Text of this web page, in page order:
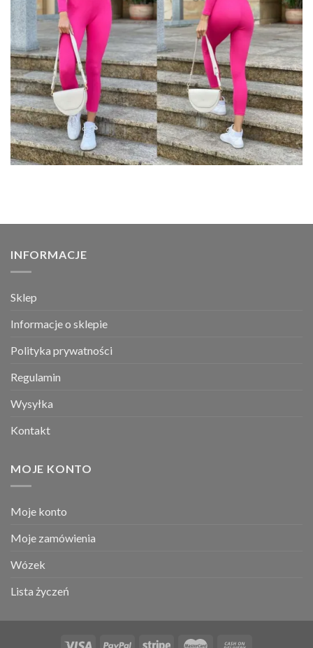
INFORMACJE
Sklep
Informacje o sklepie
Polityka prywatności
Regulamin
Wysyłka
Kontakt
MOJE KONTO
Moje konto
Moje zamówienia
Wózek
Lista życzeń